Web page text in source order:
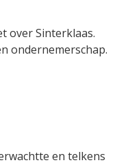
over Sinterklaas.
ondernemerschap.
en telkens